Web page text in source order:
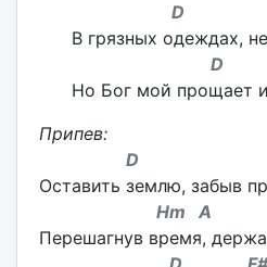
D
В грязных одеждах,
D
Но Бог мой прощает
Припев:
D
Оставить землю, забыв
Hm A
Перешагнув время,